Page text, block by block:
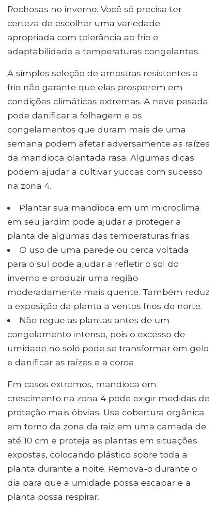
Rochosas no inverno. Você só precisa ter
certeza de escolher uma variedade
apropriada com tolerância ao frio e
adaptabilidade a temperaturas congelantes.
A simples seleção de amostras resistentes a
frio não garante que elas prosperem em
condições climáticas extremas. A neve pesada
pode danificar a folhagem e os
congelamentos que duram mais de uma
semana podem afetar adversamente as raízes
da mandioca plantada rasa. Algumas dicas
podem ajudar a cultivar yuccas com sucesso
na zona 4.
Plantar sua mandioca em um microclima
em seu jardim pode ajudar a proteger a
planta de algumas das temperaturas frias.
O uso de uma parede ou cerca voltada
para o sul pode ajudar a refletir o sol do
inverno e produzir uma região
moderadamente mais quente. Também reduz
a exposição da planta a ventos frios do norte.
Não regue as plantas antes de um
congelamento intenso, pois o excesso de
umidade no solo pode se transformar em gelo
e danificar as raízes e a coroa.
Em casos extremos, mandioca em
crescimento na zona 4 pode exigir medidas de
proteção mais óbvias. Use cobertura orgânica
em torno da zona da raiz em uma camada de
até 10 cm e proteja as plantas em situações
expostas, colocando plástico sobre toda a
planta durante a noite. Remova-o durante o
dia para que a umidade possa escapar e a
planta possa respirar.